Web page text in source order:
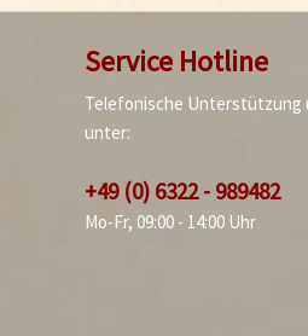
Service Hotline
Telefonische Unterstützung
unter:
+49 (0) 6322 - 989482
Mo-Fr, 09:00 - 14:00 Uhr